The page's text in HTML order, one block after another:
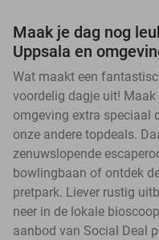
Maak je dag nog
Uppsala en
Wat maakt een
voordelig dagje uit! Maak
omgeving extra speciaal
onze andere topdeals.
zenuwslopende
bowlingbaan of ontdek
pretpark. Liever rustig
neer in de lokale
aanbod van Social Deal